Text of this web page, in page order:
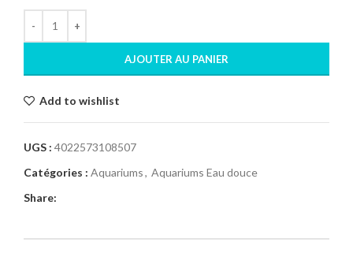
AJOUTER AU PANIER
Add to wishlist
UGS : 4022573108507
Catégories : Aquariums, Aquariums Eau douce
Share: